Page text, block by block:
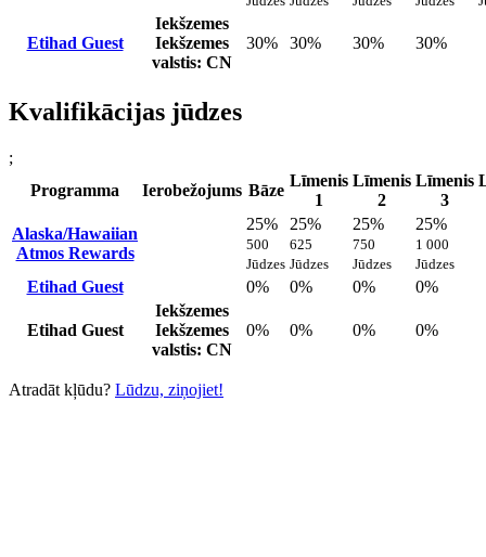
Etihad Guest
Iekšzemes
Iekšzemes
valstis: CN
30% 30% 30% 30%
Kvalifikācijas jūdzes
;
Programma
Ierobežojums Bāze
Līmenis
1
Līmenis
2
Līmenis
3
Alaska/Hawaiian
Atmos Rewards
25%
500
Jūdzes
25%
625
Jūdzes
25%
750
Jūdzes
25%
1 000
Jūdzes
Etihad Guest 0% 0% 0% 0%
Etihad Guest
Iekšzemes
Iekšzemes
valstis: CN
0% 0% 0% 0%
Atradāt kļūdu? Lūdzu, ziņojiet!